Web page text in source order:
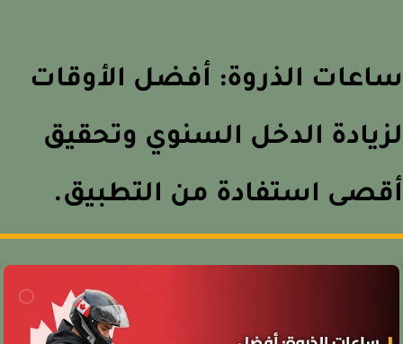
الذروة: أفضل الأوقات
الدخل السنوي وتحقيق
استفادة من التطبيق.